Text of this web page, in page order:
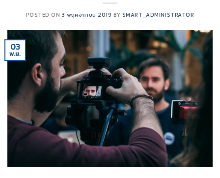
POSTED ON3 พฤศจิกายน 2019 BY SMART_ADMINISTRATOR
03
พ.ย.